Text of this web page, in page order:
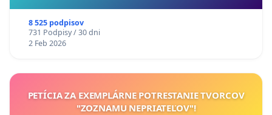
8 525 podpisov
731 Podpisy / 30 dni
2 Feb 2026
PETÍCIA ZA EXEMPLÁRNE POTRESTANIE TVORCOV
"ZOZNAMU NEPRIATEĽOV"!